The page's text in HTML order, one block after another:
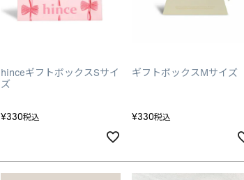
hinceギフトボックスSサイ
ズ
¥330税込
ギフトボックスMサイズ
¥330税込